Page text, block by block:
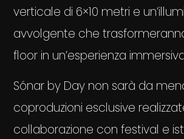
verticale di 6×10 metri e
avvolgente che
floor in un’esperienza
Sónar by Day non sarà da
coproduzioni esclusive
collaborazione con festival e